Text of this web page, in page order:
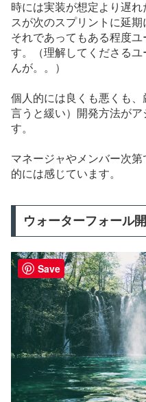
時には実装が想定より遅
スが次のスプリントに延
それであってもある程度
す。（理解してくださる
んが。。）
個人的には良くも悪くも、
言うと緩い）開発方法が
す。
マネージャやメンバー次
的には感じています。
ウォーターフォール
Save